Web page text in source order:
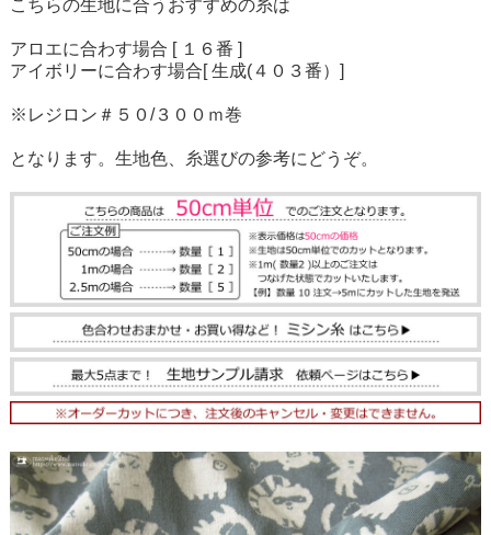
こちらの生地に合うおすすめの糸は
アロエに合わす場合 [ １６番 ]
アイボリーに合わす場合[ 生成(４０３番）]
※レジロン＃５０/３００ｍ巻
となります。生地色、糸選びの参考にどうぞ。